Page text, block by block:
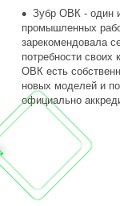
Зубр ОВК - один
промышленных
зарекомендовала
потребности
ОВК есть
новых моделей и
официально